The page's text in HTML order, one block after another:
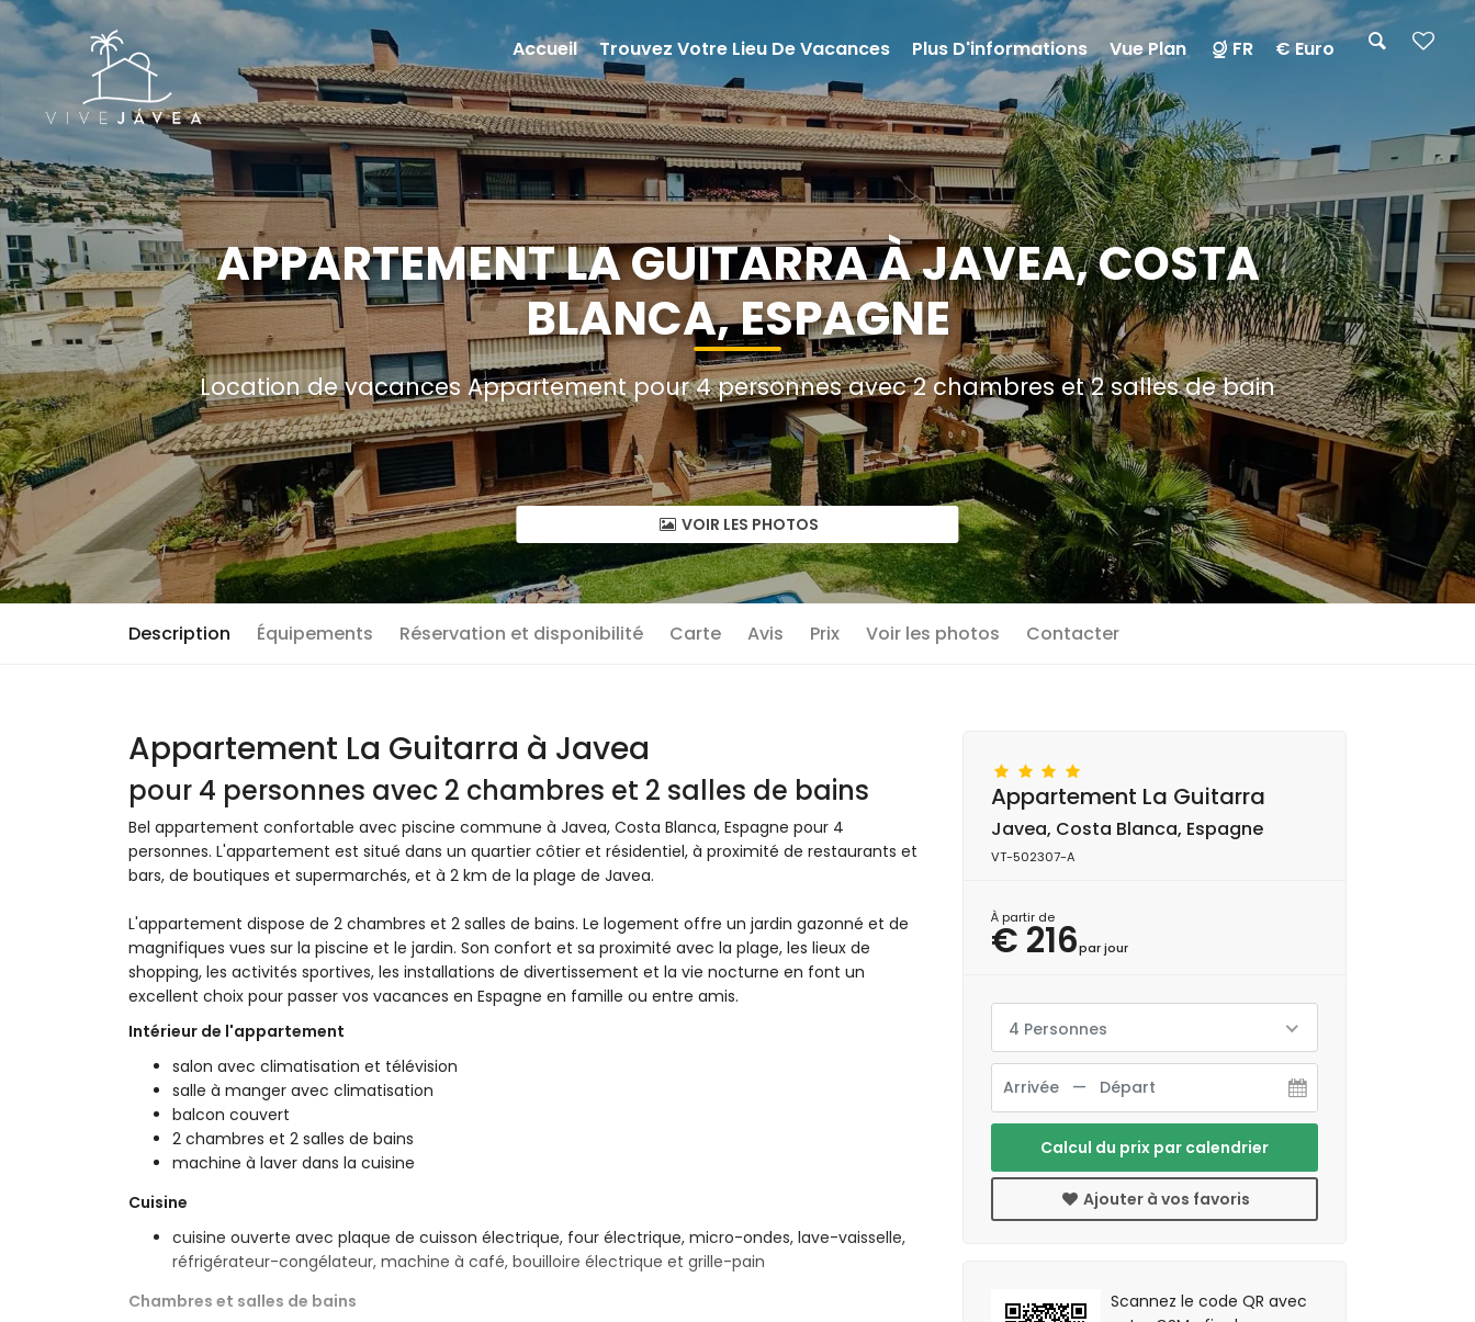
APPARTEMENT LA GUITARRA À JAVEA, COSTA
BLANCA, ESPAGNE
Location de vacances Appartement pour 4 personnes avec 2 chambres et 2 salles de bain
VOIR LES PHOTOS
Description Équipements Réservation et disponibilité Carte Avis Prix Voir les photos Contacter
Appartement La Guitarra à Javea
pour 4 personnes avec 2 chambres et 2 salles de bains
Bel appartement confortable avec piscine commune à Javea, Costa Blanca, Espagne pour 4
personnes. L'appartement est situé dans un quartier côtier et résidentiel, à proximité de restaurants et
bars, de boutiques et supermarchés, et à 2 km de la plage de Javea.
L'appartement dispose de 2 chambres et 2 salles de bains. Le logement offre un jardin gazonné et de
magnifiques vues sur la piscine et le jardin. Son confort et sa proximité avec la plage, les lieux de
shopping, les activités sportives, les installations de divertissement et la vie nocturne en font un
excellent choix pour passer vos vacances en Espagne en famille ou entre amis.
Intérieur de l'appartement
salon avec climatisation et télévision
salle à manger avec climatisation
balcon couvert
2 chambres et 2 salles de bains
machine à laver dans la cuisine
Cuisine
cuisine ouverte avec plaque de cuisson électrique, four électrique, micro-ondes, lave-vaisselle,
réfrigérateur-congélateur, machine à café, bouilloire électrique et grille-pain
Chambres et salles de bains
Appartement La Guitarra
Javea, Costa Blanca, Espagne
VT-502307-A
À partir de
€ 216par jour
4 Personnes
Calcul du prix par calendrier
Ajouter à vos favoris
Scannez le code QR avec
Accueil Trouvez Votre Lieu De Vacances Plus D'informations Vue Plan FR € Euro